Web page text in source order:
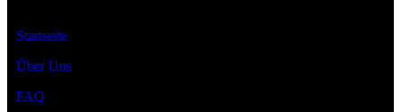
Startseite
Über Uns
FAQ